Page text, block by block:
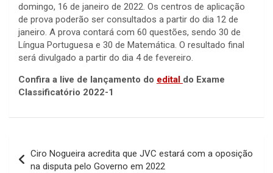
domingo, 16 de janeiro de 2022. Os centros de aplicação
de prova poderão ser consultados a partir do dia 12 de
janeiro. A prova contará com 60 questões, sendo 30 de
Língua Portuguesa e 30 de Matemática. O resultado final
será divulgado a partir do dia 4 de fevereiro.
Confira a live de lançamento do edital do Exame
Classificatório 2022-1
de
Ciro Nogueira acredita que JVC estará com a oposição
na disputa pelo Governo em 2022